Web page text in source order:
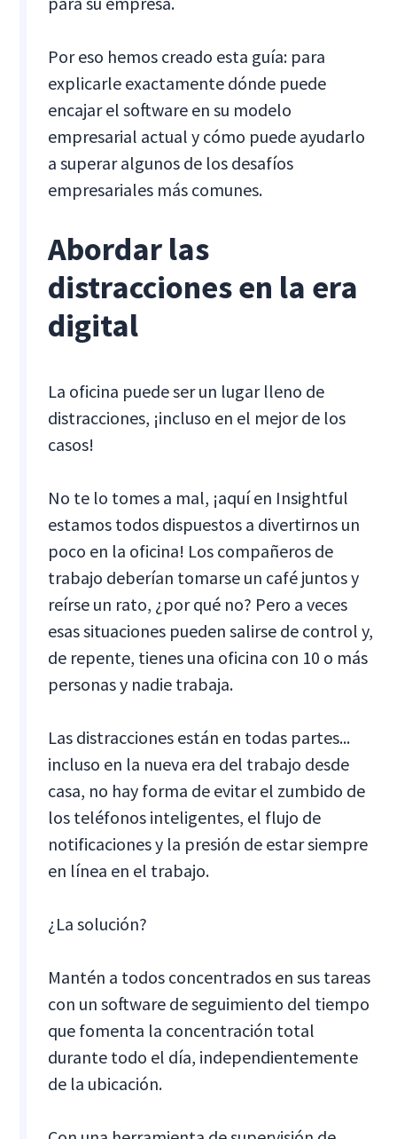
Por eso hemos creado esta guía: para
explicarle exactamente dónde puede
encajar el software en su modelo
empresarial actual y cómo puede ayudarlo
a superar algunos de los desafíos
empresariales más comunes.
Abordar las
distracciones en la era
digital
La oficina puede ser un lugar lleno de
distracciones, ¡incluso en el mejor de los
casos!
No te lo tomes a mal, ¡aquí en Insightful
estamos todos dispuestos a divertirnos un
poco en la oficina! Los compañeros de
trabajo deberían tomarse un café juntos y
reírse un rato, ¿por qué no? Pero a veces
esas situaciones pueden salirse de control y,
de repente, tienes una oficina con 10 o más
personas y nadie trabaja.
Las distracciones están en todas partes...
incluso en la nueva era del trabajo desde
casa, no hay forma de evitar el zumbido de
los teléfonos inteligentes, el flujo de
notificaciones y la presión de estar siempre
en línea en el trabajo.
¿La solución?
Mantén a todos concentrados en sus tareas
con un software de seguimiento del tiempo
que fomenta la concentración total
durante todo el día, independientemente
de la ubicación.